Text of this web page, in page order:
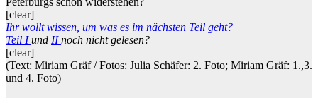
[clear]
Ihr wollt wissen, um was es im nächsten Teil geht?
Teil Iund IInoch nicht gelesen?
[clear]
(Text: Miriam Gräf / Fotos: Julia Schäfer: 2. Foto; Miriam Gräf: 1.,3.
und 4. Foto)